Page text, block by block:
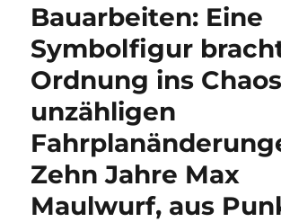
Bauarbeiten: Eine
Symbolfigur
Ordnung ins
unzähligen
Zehn Jahre Max
Maulwurf, aus